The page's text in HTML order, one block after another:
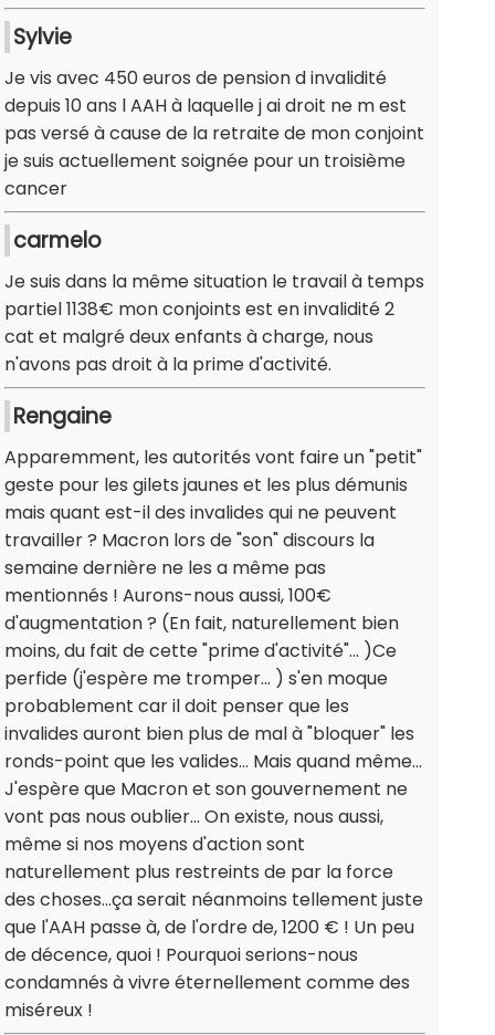
Sylvie
Je vis avec 450 euros de pension d invalidité
depuis 10 ans l AAH à laquelle j ai droit ne m est
pas versé à cause de la retraite de mon conjoint
je suis actuellement soignée pour un troisième
cancer
carmelo
Je suis dans la même situation le travail à temps
partiel 1138€ mon conjoints est en invalidité 2
cat et malgré deux enfants à charge, nous
n'avons pas droit à la prime d'activité.
Rengaine
Apparemment, les autorités vont faire un "petit"
geste pour les gilets jaunes et les plus démunis
mais quant est-il des invalides qui ne peuvent
travailler ? Macron lors de "son" discours la
semaine dernière ne les a même pas
mentionnés ! Aurons-nous aussi, 100€
d'augmentation ? (En fait, naturellement bien
moins, du fait de cette "prime d'activité"... )Ce
perfide (j'espère me tromper... ) s'en moque
probablement car il doit penser que les
invalides auront bien plus de mal à "bloquer" les
ronds-point que les valides... Mais quand même...
J'espère que Macron et son gouvernement ne
vont pas nous oublier... On existe, nous aussi,
même si nos moyens d'action sont
naturellement plus restreints de par la force
des choses...ça serait néanmoins tellement juste
que l'AAH passe à, de l'ordre de, 1200 € ! Un peu
de décence, quoi ! Pourquoi serions-nous
condamnés à vivre éternellement comme des
miséreux !